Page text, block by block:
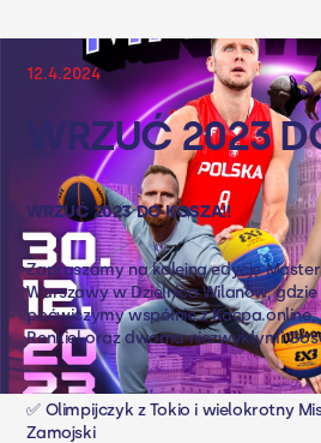
12.4.2024
WRZUĆ 2023
WRZUĆ 2023 DO KOSZA‼
Zapraszamy na kolejną edycję
Warszawy w Dzielnica Wilanów,
poćwiczymy wspólnie z Kacpa.online,
Renkiel oraz dwoma niezwykłymi
✅ Olimpijczyk z Tokio i wielokrotny
Zamojski